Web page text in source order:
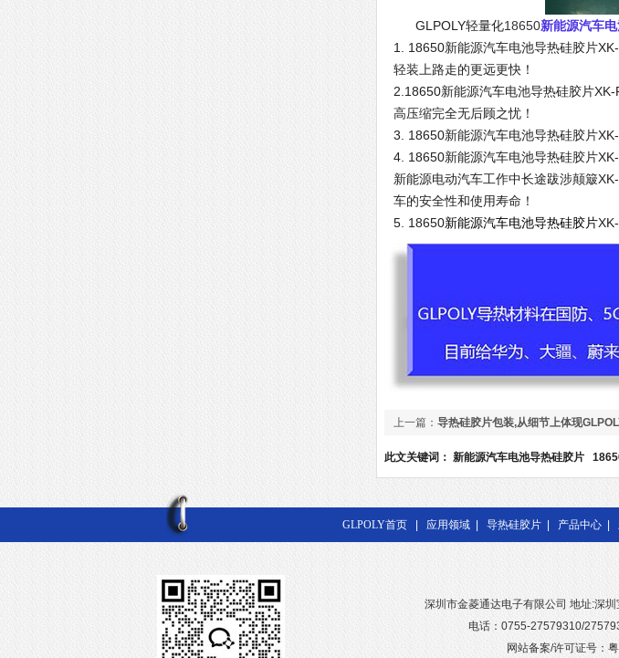
GLPOLY轻量化18650新能源汽车
1. 18650新能源汽车电池导热硅胶片
轻装上路走的更远更快！
2. 18650新能源汽车电池导热硅胶片XK-
高压缩完全无后顾之忧！
3. 18650新能源汽车电池导热硅胶片
4. 18650新能源汽车电池导热硅胶片
新能源电动汽车工作中长途跋涉颠簸
车的安全性和使用寿命！
5. 18650新能源汽车电池导热硅胶片
上一篇： 导热硅胶片包装,从细节上体现
化
此文关键词： 新能源汽车电池导热硅胶片
GLPOLY首页 应用领域 导热硅胶片 产品中心
深圳市金菱通达电子有限公司 地址:深
电话：0755-27579310/
网站备案/许可证号：